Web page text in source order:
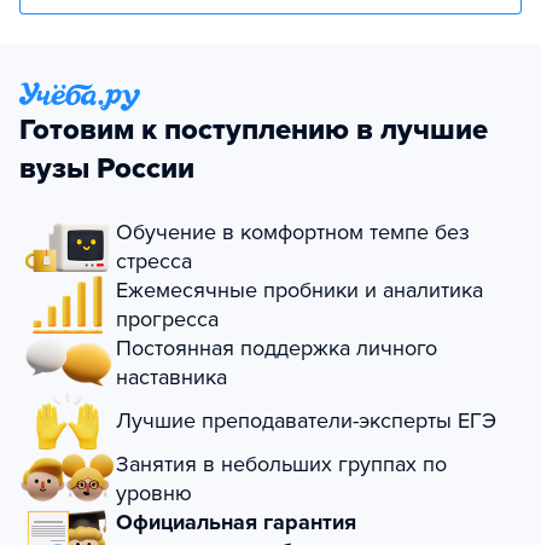
Готовим к поступлению в лучшие
вузы России
Обучение в комфортном темпе без
стресса
Ежемесячные пробники и аналитика
прогресса
Постоянная поддержка личного
наставника
Лучшие преподаватели-эксперты ЕГЭ
Занятия в небольших группах по
уровню
Официальная гарантия